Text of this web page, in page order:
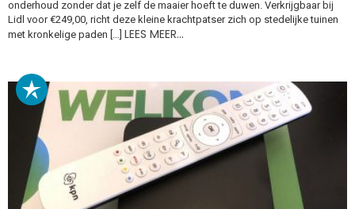
onderhoud zonder dat je zelf de maaier hoeft te duwen. Verkrijgbaar bij
Lidl voor €249,00, richt deze kleine krachtpatser zich op stedelijke tuinen
met kronkelige paden […] LEES MEER…